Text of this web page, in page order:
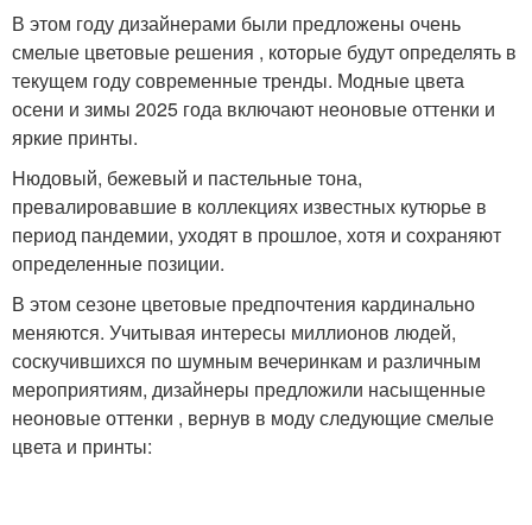
В этом году дизайнерами были предложены очень
смелые цветовые решения , которые будут определять в
текущем году современные тренды. Модные цвета
осени и зимы 2025 года включают неоновые оттенки и
яркие принты.
Нюдовый, бежевый и пастельные тона,
превалировавшие в коллекциях известных кутюрье в
период пандемии, уходят в прошлое, хотя и сохраняют
определенные позиции.
В этом сезоне цветовые предпочтения кардинально
меняются. Учитывая интересы миллионов людей,
соскучившихся по шумным вечеринкам и различным
мероприятиям, дизайнеры предложили насыщенные
неоновые оттенки , вернув в моду следующие смелые
цвета и принты: